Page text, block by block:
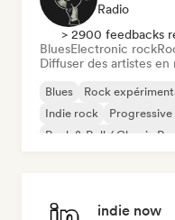
Radio
> 2900 feedbacks
BluesElectronic rock
Diffuser des artistes en
Blues Rock
Indie rock
Rock & Roll / Classic
indie now